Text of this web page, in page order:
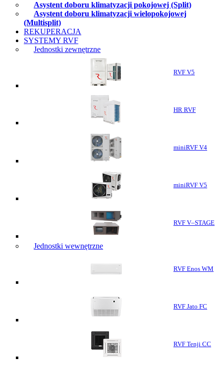
Asystent doboru klimatyzacji pokojowej (Split)
Asystent doboru klimatyzacji wielopokojowej
(Multisplit)
REKUPERACJA
SYSTEMY RVF
Jednostki zewnętrzne
RVF V5
HR RVF
miniRVF V4
miniRVF V5
RVF V–STAGE
Jednostki wewnętrzne
RVF Enos WM
RVF Jato FC
RVF Tenji CC